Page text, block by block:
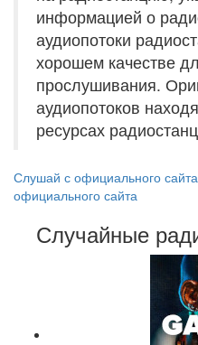
информацией о
аудиопотоки
хорошем качестве
прослушивания.
аудиопотоков
ресурсах
Слушай с официального сайта
официального сайта
Случайные